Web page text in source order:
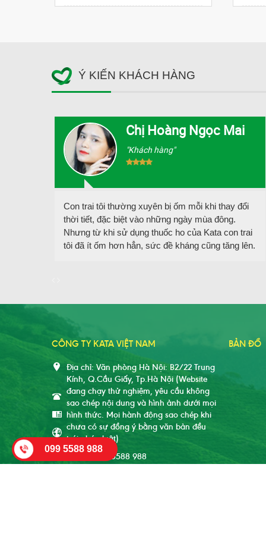
Ý KIẾN KHÁCH HÀNG
Chị Hoàng Ngọc Mai
"Khách hàng"
Con trai tôi thường xuyên bị ốm mỗi khi thay đổi
thời tiết, đặc biệt vào những ngày mùa đông.
Nhưng từ khi sử dụng thuốc ho của Kata con trai
tôi đã ít ốm hơn hẳn, sức đề kháng cũng tăng lên.
CÔNG TY KATA VIỆT NAM
Địa chỉ: Văn phòng Hà Nội: B2/22 Trung
Kính, Q.Cầu Giấy, Tp.Hà Nội (Website
đang chạy thử nghiệm, yêu cầu không
sao chép nội dung và hình ảnh dưới mọi
hình thức. Mọi hành động sao chép khi
chưa có sự đồng ý bằng văn bản đều
trái pháp luật)
Phone: 099 5588 988
BẢN ĐỒ
099 5588 988